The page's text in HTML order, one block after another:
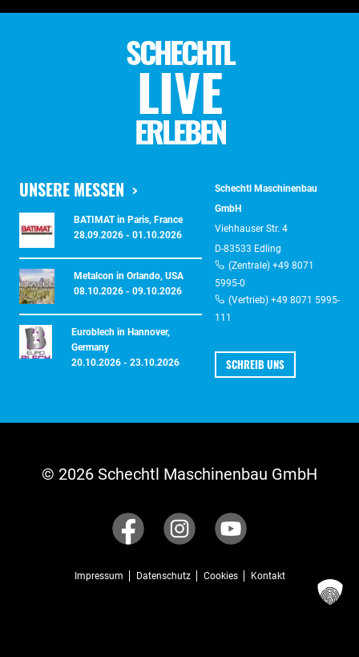
SCHECHTL
LIVE
ERLEBEN
UNSERE MESSEN
BATIMAT in Paris, France
28.09.2026 - 01.10.2026
Metalcon in Orlando, USA
08.10.2026 - 09.10.2026
Euroblech in Hannover,
Germany
20.10.2026 - 23.10.2026
Schechtl Maschinenbau
GmbH
Viehhauser Str. 4
D-83533 Edling
(Zentrale) +49 8071
5995-0
(Vertrieb) +49 8071 5995-
111
SCHREIB UNS
© 2026 Schechtl Maschinenbau GmbH
Impressum Datenschutz Cookies Kontakt